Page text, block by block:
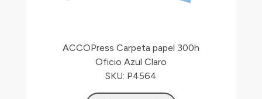
ACCOPress Carpeta papel 300h
Oficio Azul Claro
SKU: P4564